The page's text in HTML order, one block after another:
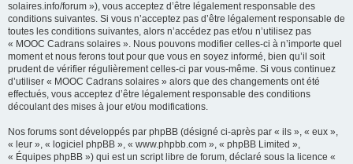
solaires.info/forum »), vous acceptez d’être légalement responsable des
conditions suivantes. Si vous n’acceptez pas d’être légalement responsable de
toutes les conditions suivantes, alors n’accédez pas et/ou n’utilisez pas
« MOOC Cadrans solaires ». Nous pouvons modifier celles-ci à n’importe quel
moment et nous ferons tout pour que vous en soyez informé, bien qu’il soit
prudent de vérifier régulièrement celles-ci par vous-même. Si vous continuez
d’utiliser « MOOC Cadrans solaires » alors que des changements ont été
effectués, vous acceptez d’être légalement responsable des conditions
découlant des mises à jour et/ou modifications.
Nos forums sont développés par phpBB (désigné ci-après par « ils », « eux »,
« leur », « logiciel phpBB », « www.phpbb.com », « phpBB Limited »,
« Équipes phpBB ») qui est un script libre de forum, déclaré sous la licence «